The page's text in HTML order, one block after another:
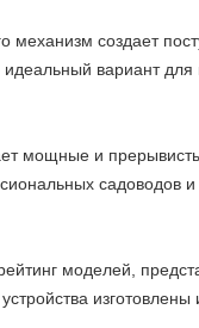
создает
вариант для
мощные и
садоводов и
моделей,